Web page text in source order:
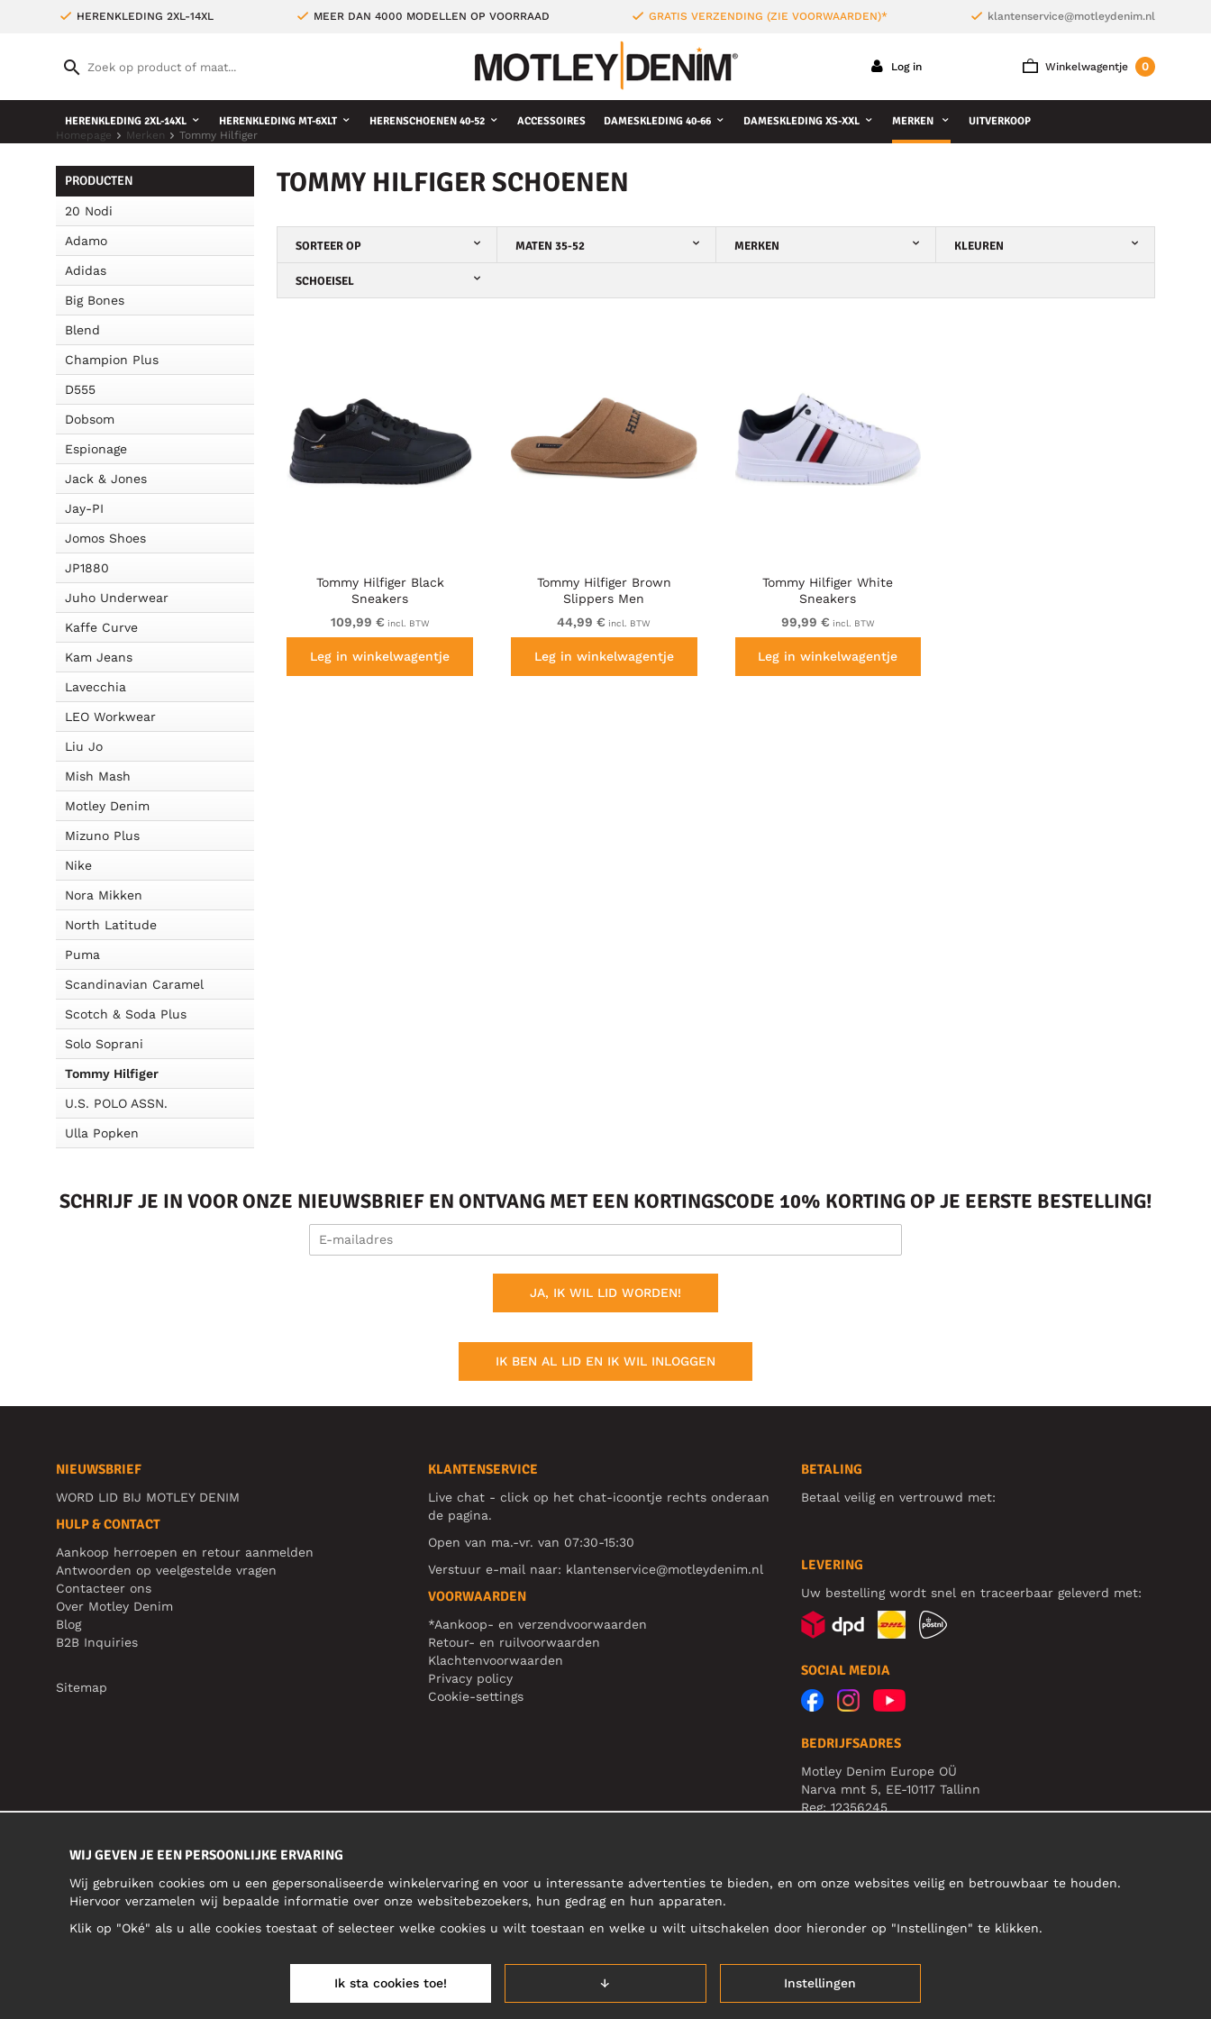
HERENKLEDING 2XL-14XL MEER DAN 4000 MODELLEN OP VOORRAAD GRATIS VERZENDING (ZIE VOORWAARDEN)* klantenservice@motleydenim.nl
Winkelwagentje 0
Log in
HERENKLEDING 2XL-14XL HERENKLEDING MT-6XLT HERENSCHOENEN 40-52 ACCESSOIRES DAMESKLEDING 40-66 DAMESKLEDING XS-XXL MERKEN UITVERKOOP
Homepage Merken Tommy Hilfiger
PRODUCTEN
20 Nodi
Adamo
Adidas
Big Bones
Blend
Champion Plus
D555
Dobsom
Espionage
Jack & Jones
Jay-PI
Jomos Shoes
JP1880
Juho Underwear
Kaffe Curve
Kam Jeans
Lavecchia
LEO Workwear
Liu Jo
Mish Mash
Motley Denim
Mizuno Plus
Nike
Nora Mikken
North Latitude
Puma
Scandinavian Caramel
Scotch & Soda Plus
Solo Soprani
Tommy Hilfiger
U.S. POLO ASSN.
Ulla Popken
TOMMY HILFIGER SCHOENEN
SORTEER OP MATEN 35-52 MERKEN KLEUREN
SCHOEISEL
Tommy Hilfiger Black
Sneakers
109,99 € incl. BTW
Leg in winkelwagentje
Tommy Hilfiger Brown
Slippers Men
44,99 € incl. BTW
Leg in winkelwagentje
Tommy Hilfiger White
Sneakers
99,99 € incl. BTW
Leg in winkelwagentje
SCHRIJF JE IN VOOR ONZE NIEUWSBRIEF EN ONTVANG MET EEN KORTINGSCODE 10% KORTING OP JE EERSTE BESTELLING!
JA, IK WIL LID WORDEN!
IK BEN AL LID EN IK WIL INLOGGEN
NIEUWSBRIEF
WORD LID BIJ MOTLEY DENIM
HULP & CONTACT
Aankoop herroepen en retour aanmelden
Antwoorden op veelgestelde vragen
Contacteer ons
Over Motley Denim
Blog
B2B Inquiries
Sitemap
KLANTENSERVICE
Live chat - click op het chat-icoontje rechts onderaan
de pagina.
Open van ma.-vr. van 07:30-15:30
Verstuur e-mail naar: klantenservice@motleydenim.nl
VOORWAARDEN
*Aankoop- en verzendvoorwaarden
Retour- en ruilvoorwaarden
Klachtenvoorwaarden
Privacy policy
Cookie-settings
BETALING
Betaal veilig en vertrouwd met:
LEVERING
Uw bestelling wordt snel en traceerbaar geleverd met:
SOCIAL MEDIA
BEDRIJFSADRES
Motley Denim Europe OÜ
Narva mnt 5, EE-10117 Tallinn
Reg: 12356245
WIJ GEVEN JE EEN PERSOONLIJKE ERVARING
Wij gebruiken cookies om u een gepersonaliseerde winkelervaring en voor u interessante advertenties te bieden, en om onze websites veilig en betrouwbaar te houden.
Hiervoor verzamelen wij bepaalde informatie over onze websitebezoekers, hun gedrag en hun apparaten.
Klik op "Oké" als u alle cookies toestaat of selecteer welke cookies u wilt toestaan en welke u wilt uitschakelen door hieronder op "Instellingen" te klikken.
Instellingen
↓
Ik sta cookies toe!